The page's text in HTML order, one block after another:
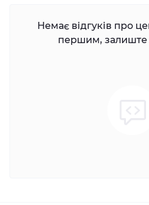
Немає відгуків про
першим, залиште